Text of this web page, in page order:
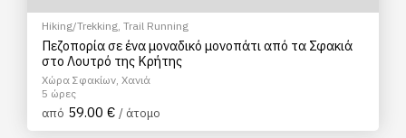
Hiking/Trekking, Trail Running
Πεζοπορία σε ένα μοναδικό μονοπάτι από τα Σφακιά
στο Λουτρό της Κρήτης
Χώρα Σφακίων, Χανιά
5 ώρες
από 59.00 € / άτομο